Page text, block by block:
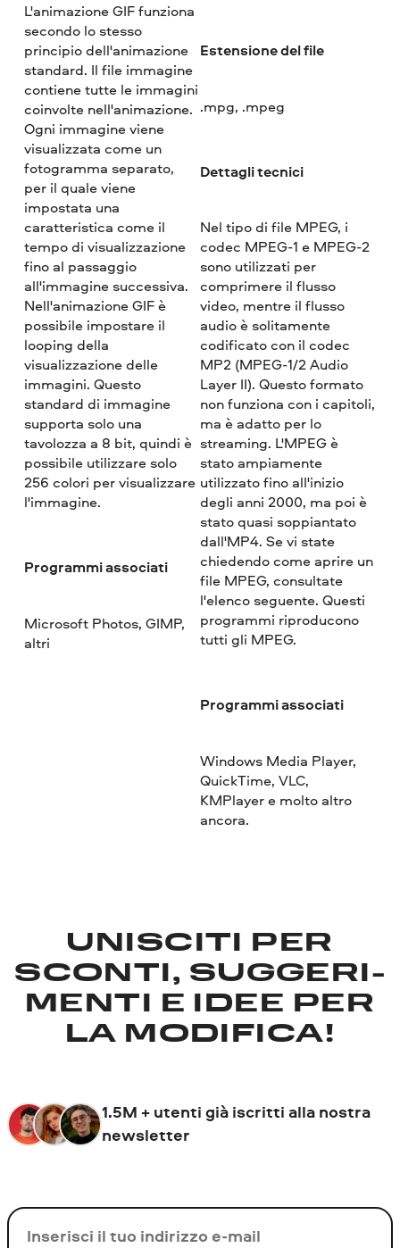
L'animazione GIF funziona
secondo lo stesso
principio dell'animazione
standard. Il file immagine
contiene tutte le immagini
coinvolte nell'animazione.
Ogni immagine viene
visualizzata come un
fotogramma separato,
per il quale viene
impostata una
caratteristica come il
tempo di visualizzazione
fino al passaggio
all'immagine successiva.
Nell'animazione GIF è
possibile impostare il
looping della
visualizzazione delle
immagini. Questo
standard di immagine
supporta solo una
tavolozza a 8 bit, quindi è
possibile utilizzare solo
256 colori per visualizzare
l'immagine.
Programmi associati
Microsoft Photos, GIMP,
altri
Estensione del file
.mpg, .mpeg
Dettagli tecnici
Nel tipo di file MPEG, i
codec MPEG-1 e MPEG-2
sono utilizzati per
comprimere il flusso
video, mentre il flusso
audio è solitamente
codificato con il codec
MP2 (MPEG-1/2 Audio
Layer II). Questo formato
non funziona con i capitoli,
ma è adatto per lo
streaming. L'MPEG è
stato ampiamente
utilizzato fino all'inizio
degli anni 2000, ma poi è
stato quasi soppiantato
dall'MP4. Se vi state
chiedendo come aprire un
file MPEG, consultate
l'elenco seguente. Questi
programmi riproducono
tutti gli MPEG.
Programmi associati
Windows Media Player,
QuickTime, VLC,
KMPlayer e molto altro
ancora.
UNISCITI PER
SCONTI, SUGGERI­
MENTI E IDEE PER
LA MODIFICA!
1.5M + utenti già iscritti alla nostra
newsletter
La tua e-mail